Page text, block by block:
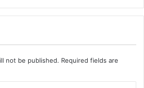
not be published. Required fields are